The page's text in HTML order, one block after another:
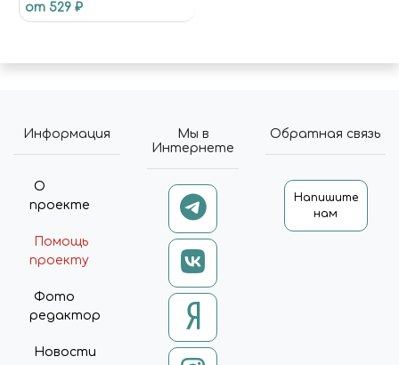
8012, 17МЛ. VALLEJO
от 529 ₽
Информация
О
проекте
Помощь
проекту
Фото
редактор
Новости
Мы в
Интернете
Обратная связь
Напишите
нам